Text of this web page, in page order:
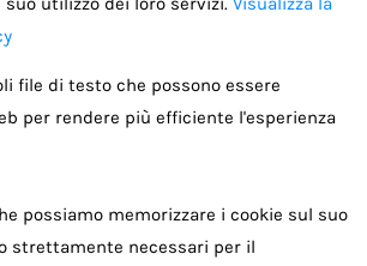
file di testo che possono essere
per rendere più efficiente l'esperienza
possiamo memorizzare i cookie sul suo
strettamente necessari per il